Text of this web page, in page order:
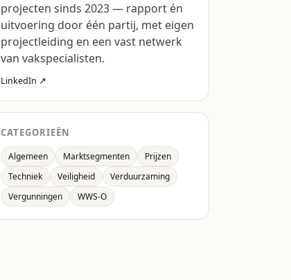
projecten sinds 2023 — rapport én
uitvoering door één partij, met eigen
projectleiding en een vast netwerk
van vakspecialisten.
LinkedIn ↗
CATEGORIEËN
Algemeen Marktsegmenten
Prijzen
Techniek
Veiligheid
Verduurzaming
Vergunningen
WWS-O